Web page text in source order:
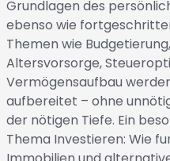
Grundlagen des
ebenso wie
Themen wie
Altersvorsorge,
Vermögensaufbau
aufbereitet – ohne
der nötigen Tiefe. Ein
Thema Investieren: Wie